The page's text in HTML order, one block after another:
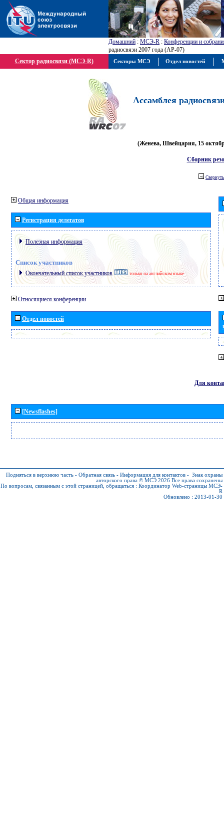
Домашний : МСЭ-R : Конференции и
радиосвязи 2007 года (АР-07)
Сектор радиосвязи (МСЭ-R)
Ассамблея
(Женева, Швейцария, 15
Сборник
Свернуть
Общая информация
Регистрация делегатов
Полезная информация
Список участников
Окончательный список участников только на английском языке
Относящиеся конференции
Отдел новостей
Для
[Newsflashes]
Подняться в верхнюю часть - Обратная связь - Информация для контактов - Знак охраны
авторского права © МСЭ 2026 Все права сохранены
По вопросам, связанным с этой страницей, обращаться : Координатор Web-страницы МСЭ-
R
Обновлено : 2013-01-30
Секторы МСЭ Отдел новостей